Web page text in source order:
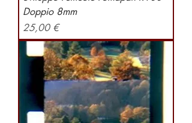
Doppio 8mm
Preis
25,00 €